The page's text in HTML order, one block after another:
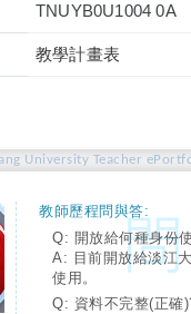
TNUYB0U1004 0A
教學計畫表
University Teacher
教師歷程問與答:
Q: 開放給何種身份
A: 目前開放給淡江
使用。
Q: 資料不完整(正確